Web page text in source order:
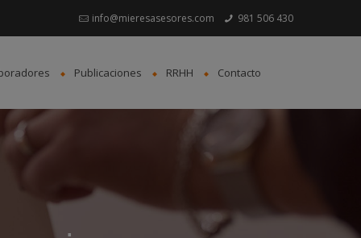
981 506 430
info@mieresasesores.com
Publicaciones RRHH Contacto